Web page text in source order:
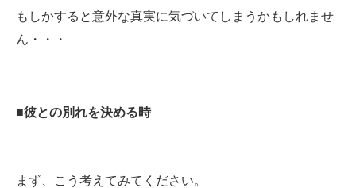
もしかすると意外な真実に気づいてしまうかもしれませ
ん・・・
■彼との別れを決める時
まず、こう考えてみてください。